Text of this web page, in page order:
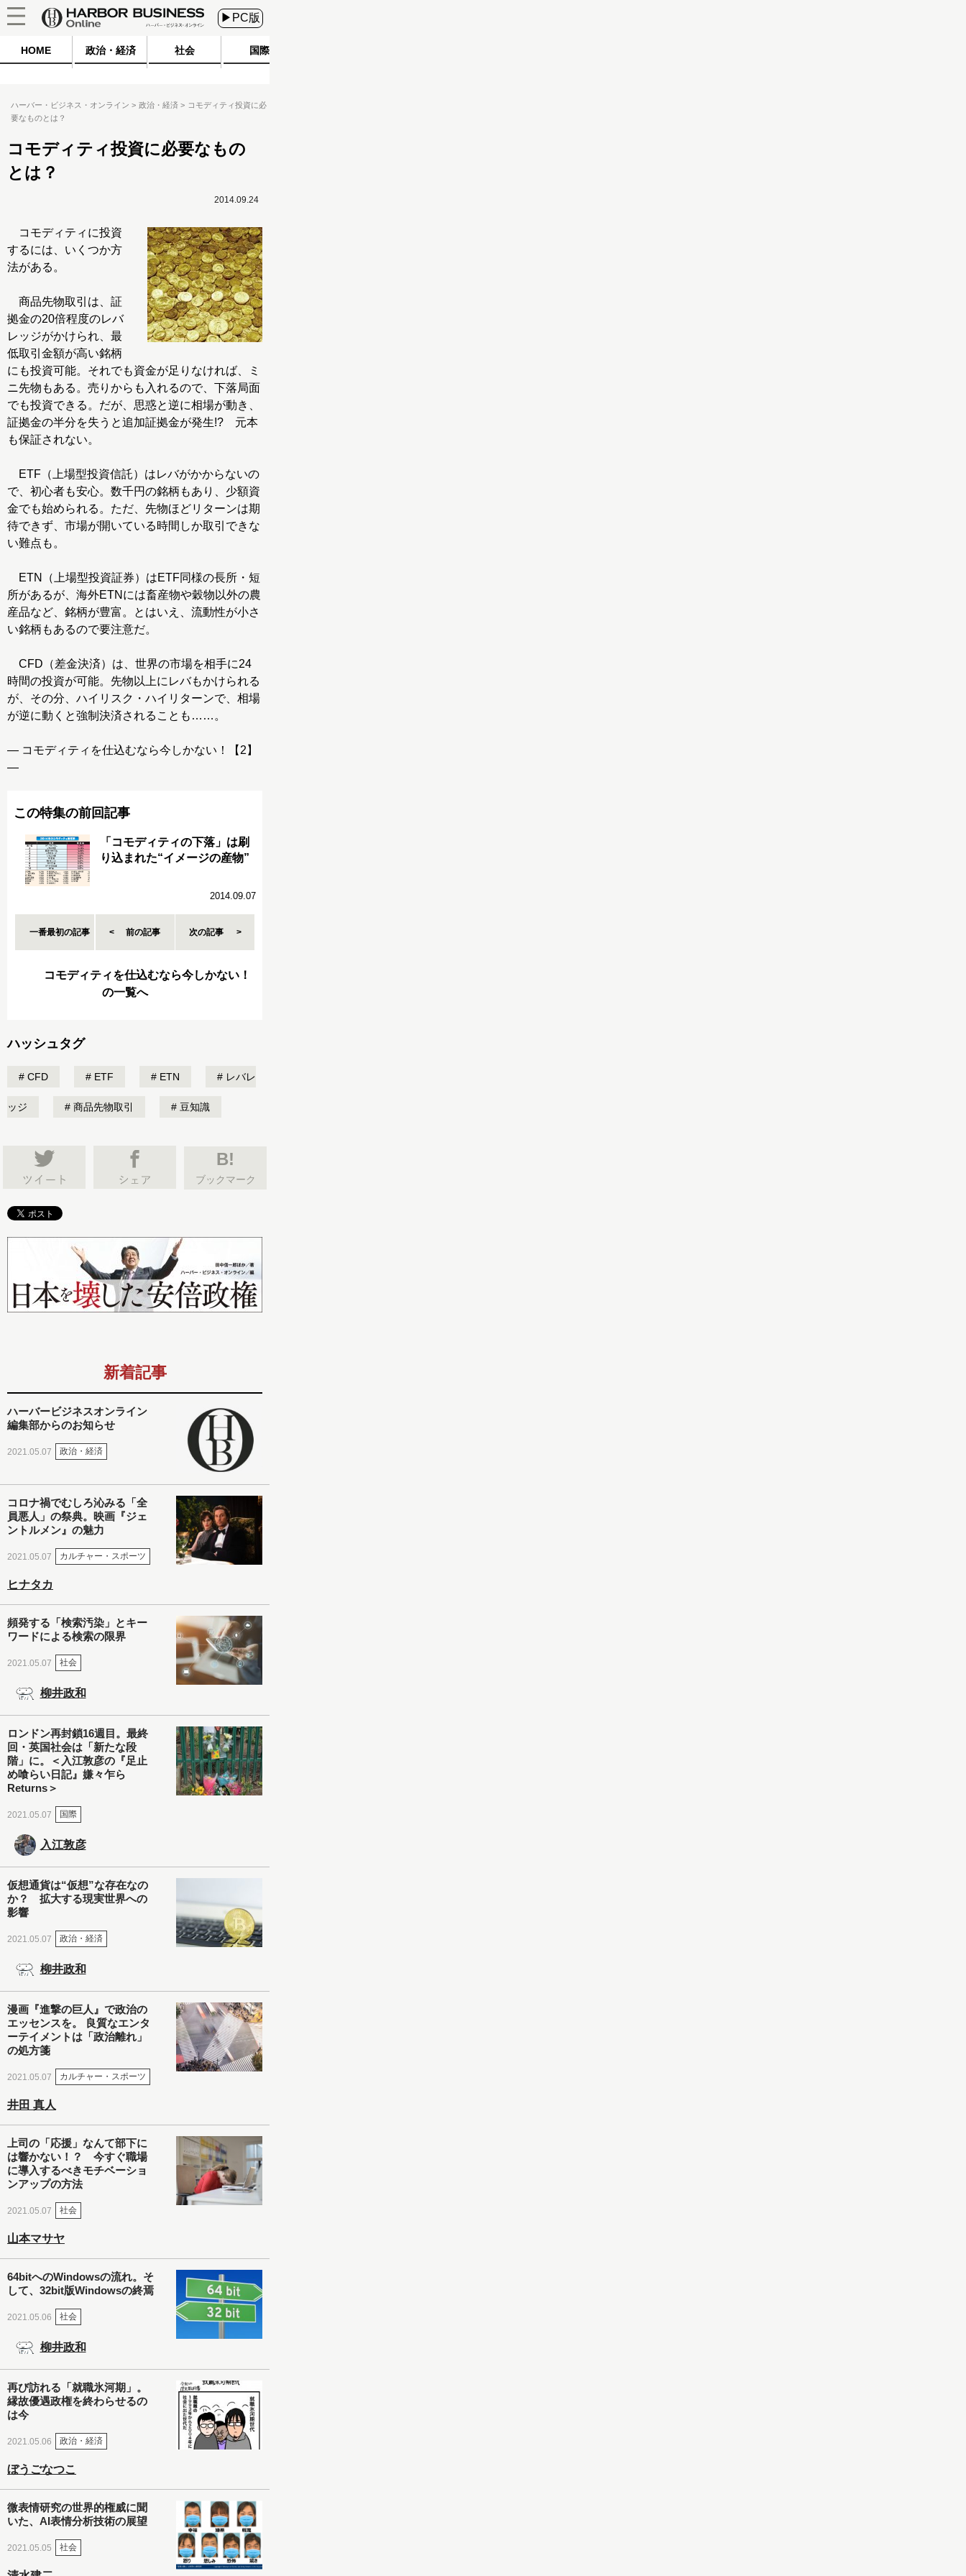
▶PC版
HOME 政治・経済 社会 国際
ハーバー・ビジネス・オンライン 政治・経済
コモディティ投資に必
要なものとは？
コモディティ投資に必要なもの
とは？
2014.09.24
コモディティに投資
するには、いくつか方
法がある。
商品先物取引は、証
拠金の20倍程度のレバ
レッジがかけられ、最
低取引金額が高い銘柄
にも投資可能。それでも資金が足りなければ、ミ
ニ先物もある。売りからも入れるので、下落局面
でも投資できる。だが、思惑と逆に相場が動き、
証拠金の半分を失うと追加証拠金が発生!? 元本
も保証されない。
ETF（上場型投資信託）はレバがかからないの
で、初心者も安心。数千円の銘柄もあり、少額資
金でも始められる。ただ、先物ほどリターンは期
待できず、市場が開いている時間しか取引できな
い難点も。
ETN（上場型投資証券）はETF同様の長所・短
所があるが、海外ETNには畜産物や穀物以外の農
産品など、銘柄が豊富。とはいえ、流動性が小さ
い銘柄もあるので要注意だ。
CFD（差金決済）は、世界の市場を相手に24
時間の投資が可能。先物以上にレバもかけられる
が、その分、ハイリスク・ハイリターンで、相場
が逆に動くと強制決済されることも……。
― コモディティを仕込むなら今しかない！【2】
―
この特集の前回記事
「コモディティの下落」は刷
り込まれた“イメージの産物”
2014.09.07
一番最初の記事 前の記事 次の記事
コモディティを仕込むなら今しかない！
の一覧へ
ハッシュタグ
CFD ETF ETN レバレ
ッジ 商品先物取引 豆知識
B!
ブックマーク
新着記事
ハーバービジネスオンライン
編集部からのお知らせ
2021.05.07 政治・経済
コロナ禍でむしろ沁みる「全
員悪人」の祭典。映画『ジェ
ントルメン』の魅力
2021.05.07 カルチャー・スポーツ
ヒナタカ
頻発する「検索汚染」とキー
ワードによる検索の限界
2021.05.07 社会
柳井政和
ロンドン再封鎖16週目。最終
回・英国社会は「新たな段
階」に。＜入江敦彦の『足止
め喰らい日記』嫌々乍ら
Returns＞
2021.05.07 国際
入江敦彦
仮想通貨は“仮想”な存在なの
か？ 拡大する現実世界への
影響
2021.05.07 政治・経済
柳井政和
漫画『進撃の巨人』で政治の
エッセンスを。 良質なエンタ
ーテイメントは「政治離れ」
の処方箋
2021.05.07 カルチャー・スポーツ
井田 真人
上司の「応援」なんて部下に
は響かない！？ 今すぐ職場
に導入するべきモチベーショ
ンアップの方法
2021.05.07 社会
山本マサヤ
64bitへのWindowsの流れ。そ
して、32bit版Windowsの終焉
2021.05.06 社会
柳井政和
再び訪れる「就職氷河期」。
縁故優遇政権を終わらせるの
は今
2021.05.06 政治・経済
ぼうごなつこ
微表情研究の世界的権威に聞
いた、AI表情分析技術の展望
2021.05.05 社会